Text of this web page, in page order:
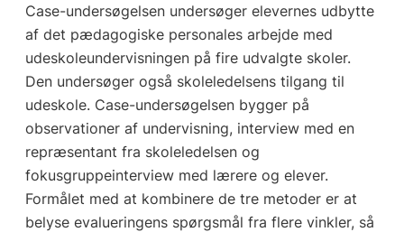
Case-undersøgelsen undersøger elevernes udbytte
af det pædagogiske personales arbejde med
udeskoleundervisningen på fire udvalgte skoler.
Den undersøger også skoleledelsens tilgang til
udeskole. Case-undersøgelsen bygger på
observationer af undervisning, interview med en
repræsentant fra skoleledelsen og
fokusgruppeinterview med lærere og elever.
Formålet med at kombinere de tre metoder er at
belyse evalueringens spørgsmål fra flere vinkler, så